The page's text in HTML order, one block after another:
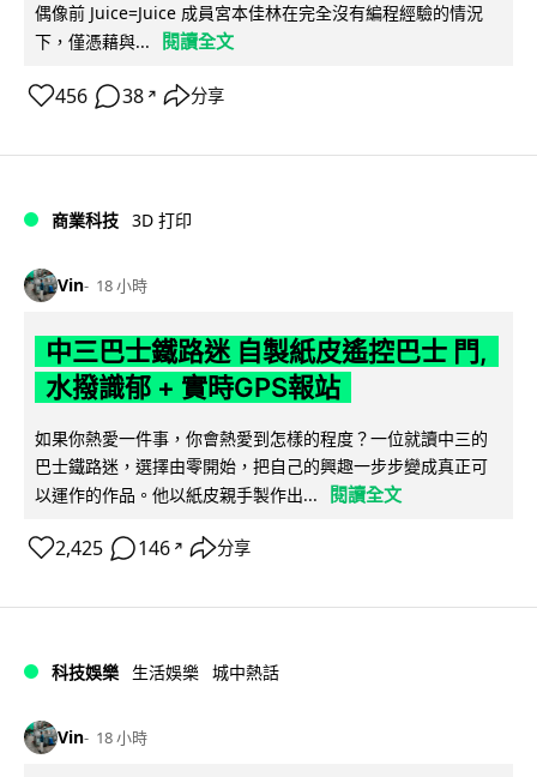
偶像前 Juice=Juice 成員宮本佳林在完全沒有編程經驗的情況
下，僅憑藉與...
閱讀全文
456 38 ↗ 分享
商業科技 3D 打印
Vin 18 小時
中三巴士鐵路迷 自製紙皮遙控巴士 門,
水撥識郁 + 實時GPS報站
如果你熱愛一件事，你會熱愛到怎樣的程度？一位就讀中三的
巴士鐵路迷，選擇由零開始，把自己的興趣一步步變成真正可
以運作的作品。他以紙皮親手製作出...
閱讀全文
2,425 146 ↗ 分享
科技娛樂 生活娛樂 城中熱話
Vin 18 小時